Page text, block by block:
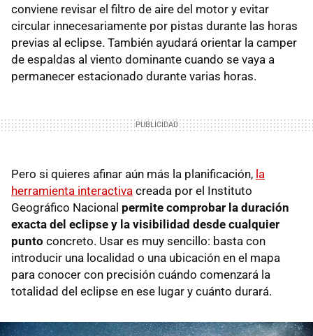
conviene revisar el filtro de aire del motor y evitar
circular innecesariamente por pistas durante las horas
previas al eclipse. También ayudará orientar la camper
de espaldas al viento dominante cuando se vaya a
permanecer estacionado durante varias horas.
Pero si quieres afinar aún más la planificación, la
herramienta interactiva creada por el Instituto
Geográfico Nacional permite comprobar la duración
exacta del eclipse y la visibilidad desde cualquier
punto concreto. Usar es muy sencillo: basta con
introducir una localidad o una ubicación en el mapa
para conocer con precisión cuándo comenzará la
totalidad del eclipse en ese lugar y cuánto durará.